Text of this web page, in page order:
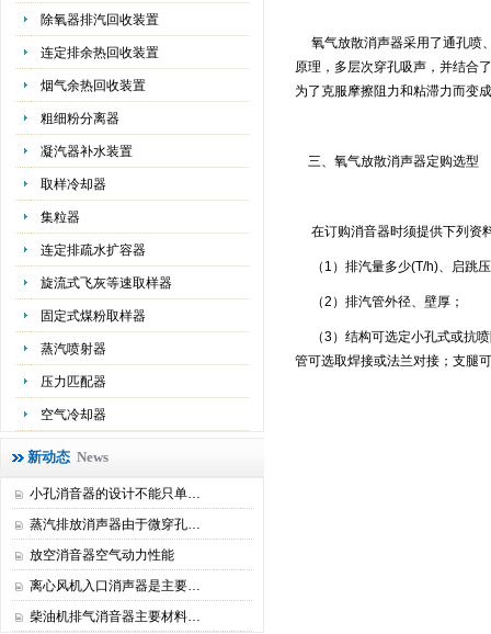
除氧器排汽回收装置
连定排余热回收装置
烟气余热回收装置
粗细粉分离器
凝汽器补水装置
取样冷却器
集粒器
连定排疏水扩容器
旋流式飞灰等速取样器
固定式煤粉取样器
蒸汽喷射器
压力匹配器
空气冷却器
新动态 News
小孔消音器的设计不能只单…
蒸汽排放消声器由于微穿孔…
放空消音器空气动力性能
离心风机入口消声器是主要…
柴油机排气消音器主要材料…
氧气放散消声器采用了通孔喷
原理，多层次穿孔吸声，并结合
为了克服摩擦阻力和粘滞力而变
三、氧气放散消声器定购选型
在订购消音器时须提供下列资
（1）排汽量多少(T/h)、启跳
（2）排汽管外径、壁厚；
（3）结构可选定小孔式或抗喷
管可选取焊接或法兰对接；支腿